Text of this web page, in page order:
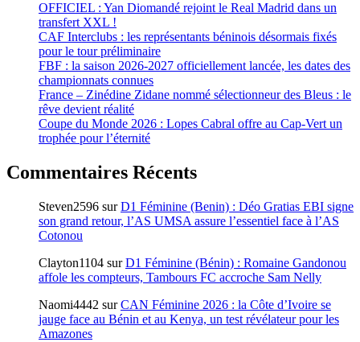
OFFICIEL : Yan Diomandé rejoint le Real Madrid dans un
transfert XXL !
CAF Interclubs : les représentants béninois désormais fixés
pour le tour préliminaire
FBF : la saison 2026-2027 officiellement lancée, les dates des
championnats connues
France – Zinédine Zidane nommé sélectionneur des Bleus : le
rêve devient réalité
Coupe du Monde 2026 : Lopes Cabral offre au Cap-Vert un
trophée pour l’éternité
Commentaires Récents
Steven2596 surD1 Féminine (Benin) : Déo Gratias EBI signe
son grand retour, l’AS UMSA assure l’essentiel face à l’AS
Cotonou
Clayton1104 surD1 Féminine (Bénin) : Romaine Gandonou
affole les compteurs, Tambours FC accroche Sam Nelly
Naomi4442 surCAN Féminine 2026 : la Côte d’Ivoire se
jauge face au Bénin et au Kenya, un test révélateur pour les
Amazones